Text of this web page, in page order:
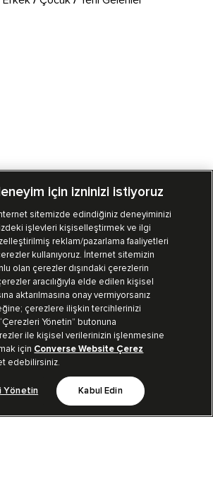
Sipariş Takibi
için izninizi istiyoruz
sitemizde edindiğiniz deneyiminizi
işlevleri kişiselleştirmek ve ilgi
reklam/pazarlama faaliyetleri
kullanıyoruz. İnternet sitemizin
olan çerezler dışındaki çerezlerin
aracılığıyla elde edilen kişisel
aktarılmasına onay vermiyorsanız
çerezlere ilişkin tercihlerinizi
Yönetin” butonuna
ile kişisel verilerinizin işlenmesine
için Converse Website Çerez
edebilirsiniz.
Yönetin Kabul Edin